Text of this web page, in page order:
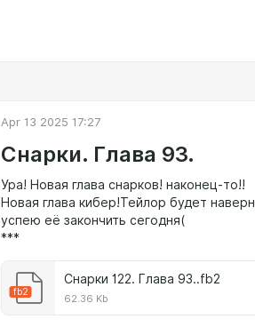
Apr 13 2025 17:27
Снарки. Глава 93.
Ура! Новая глава снарков! наконец-то!!
Новая глава кибер!Тейлор будет
успею её закончить сегодня(
***
fb2
Снарки 122. Глава 93..fb2
62.36 Kb